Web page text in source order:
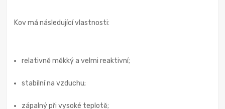
Kov má následující vlastnosti:
relativně měkký a velmi reaktivní;
stabilní na vzduchu;
zápalný při vysoké teplotě;